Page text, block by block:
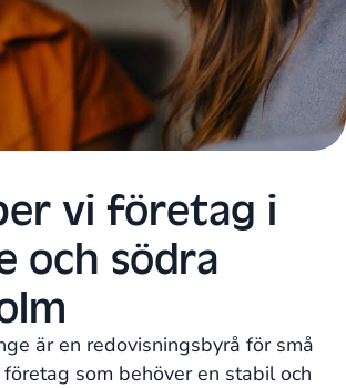
vi företag i
och södra
är en redovisningsbyrå för små
som behöver en stabil och